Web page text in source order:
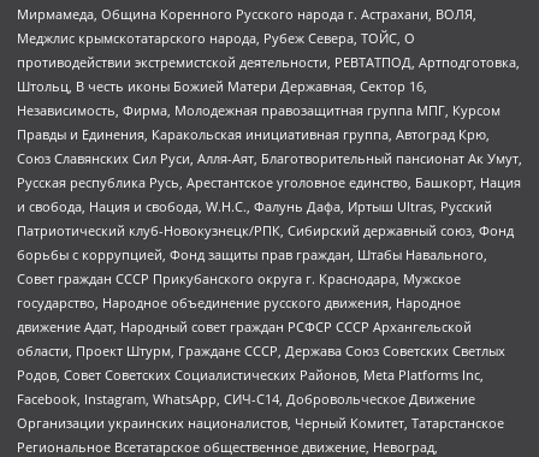
Мирмамеда, Община Коренного Русского народа г. Астрахани, ВОЛЯ,
Меджлис крымскотатарского народа, Рубеж Севера, ТОЙС, О
противодействии экстремистской деятельности, РЕВТАТПОД, Артподготовка,
Штольц, В честь иконы Божией Матери Державная, Сектор 16,
Независимость, Фирма, Молодежная правозащитная группа МПГ, Курсом
Правды и Единения, Каракольская инициативная группа, Автоград Крю,
Союз Славянских Сил Руси, Алля-Аят, Благотворительный пансионат Ак Умут,
Русская республика Русь, Арестантское уголовное единство, Башкорт, Нация
и свобода, Нация и свобода, W.H.С., Фалунь Дафа, Иртыш Ultras, Русский
Патриотический клуб-Новокузнецк/РПК, Сибирский державный союз, Фонд
борьбы с коррупцией, Фонд защиты прав граждан, Штабы Навального,
Совет граждан СССР Прикубанского округа г. Краснодара, Мужское
государство, Народное объединение русского движения, Народное
движение Адат, Народный совет граждан РСФСР СССР Архангельской
области, Проект Штурм, Граждане СССР, Держава Союз Советских Светлых
Родов, Совет Советских Социалистических Районов, Meta Platforms Inc,
Facebook, Instagram, WhatsApp, СИЧ-С14, Добровольческое Движение
Организации украинских националистов, Черный Комитет, Татарстанское
Региональное Всетатарское общественное движение, Невоград,